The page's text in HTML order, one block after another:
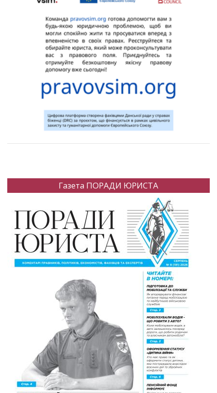
Газета ПОРАДИ ЮРИСТА